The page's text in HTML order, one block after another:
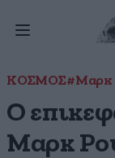
ΚΟΣΜΟΣ#Μαρκ
Ο
Μαρκ